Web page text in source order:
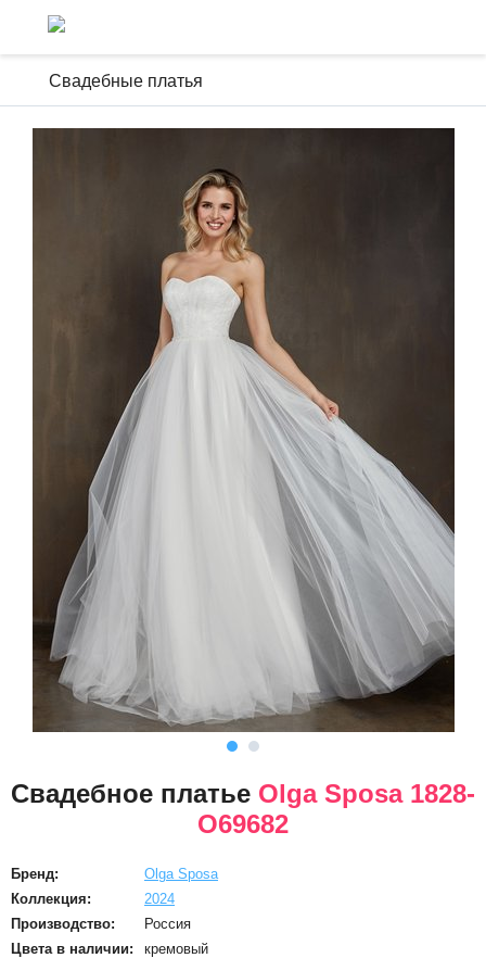
Свадебные платья
Свадебное платье Olga Sposa 1828-
O69682
Бренд:
Olga Sposa
Коллекция:
2024
Производство:
Россия
Цвета в наличии:
кремовый